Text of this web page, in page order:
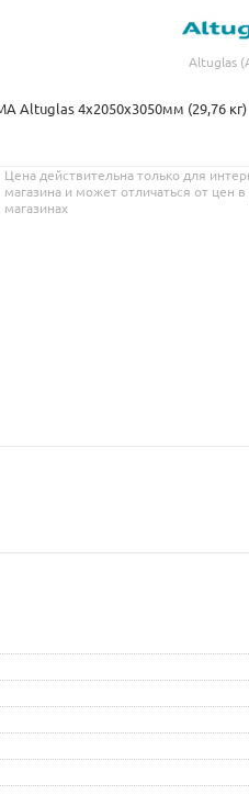
Altuglas
Altuglas 4х2050х3050мм (29,76 кг)
Цена действительна только для
магазина и может отличаться от цен
магазинах